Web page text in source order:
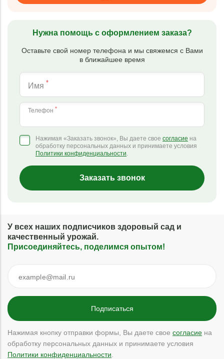
Нужна помощь с оформлением заказа?
Оставьте свой номер телефона и мы свяжемся с Вами
в ближайшее время
Имя *
Телефон *
Нажимая «Заказать звонок», Вы даете свое согласие на
обработку персональных данных и принимаете условия
Политики конфиденциальности.
Заказать звонок
У всех наших подписчиков здоровый сад и
качественный урожай.
Присоединяйтесь, поделимся опытом!
Нажимая кнопку отправки формы, Вы даете свое согласие на
обработку персональных данных и принимаете условия
Политики конфиденциальности